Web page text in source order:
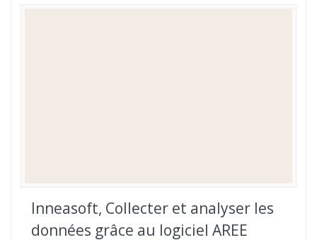
Inneasoft, Collecter et analyser les
données grâce au logiciel AREE